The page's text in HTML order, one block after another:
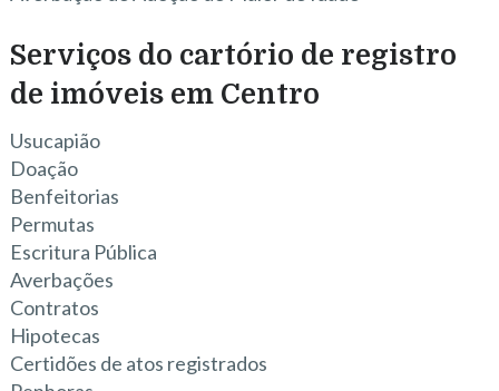
Serviços do cartório de registro
de imóveis em Centro
Usucapião
Doação
Benfeitorias
Permutas
Escritura Pública
Averbações
Contratos
Hipotecas
Certidões de atos registrados